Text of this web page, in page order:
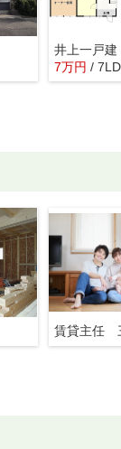
井上一戸建
7万円 /
賃貸主任